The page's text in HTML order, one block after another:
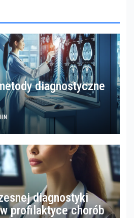
diagnostyczne
diagnostyki
profilaktyce chorób